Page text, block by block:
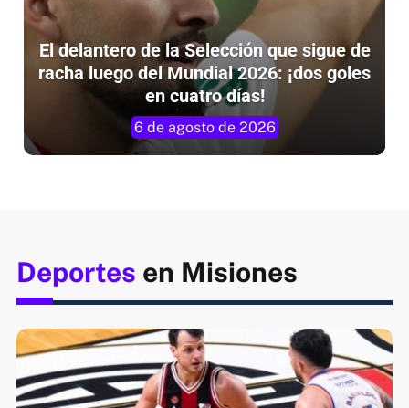
El delantero de la Selección que sigue de
racha luego del Mundial 2026: ¡dos goles
en cuatro días!
6 de agosto de 2026
Deportes en Misiones